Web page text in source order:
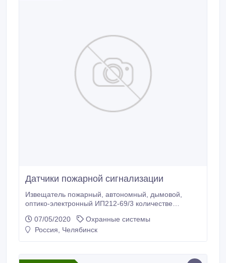
Датчики пожарной сигнализации
Извещатель пожарный, автономный, дымовой,
оптико-электронный ИП212-69/3 количестве
07/05/2020
Охранные системы
Россия, Челябинск